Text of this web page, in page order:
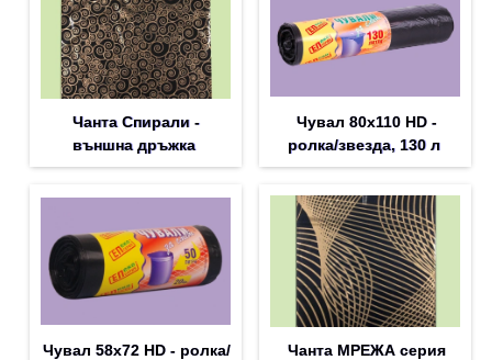
Чанта Спирали -
външна дръжка
Чувал 80х110 HD -
ролка/звезда, 130 л
Чувал 58х72 HD - ролка/
Чанта МРЕЖА серия